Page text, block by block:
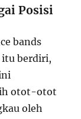
Posisi
bands
itu berdiri,
otot-otot
oleh